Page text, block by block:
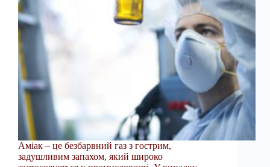
Аміак – це безбарвний газ з гострим,
задушливим запахом, який широко